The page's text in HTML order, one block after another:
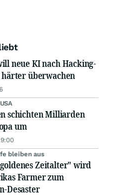
neue KI nach Hacking-
überwachen
schichten Milliarden
um
bleiben aus
Zeitalter" wird
Farmer zum
Desaster